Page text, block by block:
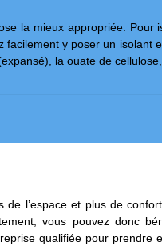
la mieux appropriée. Pour
y poser un isolant
la ouate de
l’espace et plus de
vous pouvez donc
qualifiée pour